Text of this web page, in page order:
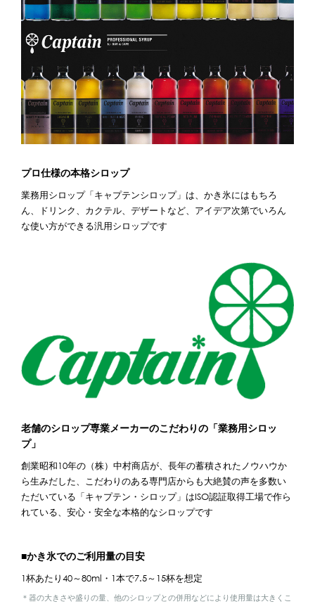
プロ仕様の本格シロップ
業務用シロップ「キャプテンシロップ」は、かき氷にはもちろ
ん、ドリンク、カクテル、デザートなど、アイデア次第でいろん
な使い方ができる汎用シロップです
老舗のシロップ専業メーカーのこだわりの「業務用シロッ
プ」
創業昭和10年の（株）中村商店が、長年の蓄積されたノウハウか
ら生みだした、こだわりのある専門店からも大絶賛の声を多数い
ただいている「キャプテン・シロップ」はISO認証取得工場で作ら
れている、安心・安全な本格的なシロップです
■かき氷でのご利用量の目安
1杯あたり40～80ml・1本で7.5～15杯を想定
＊器の大きさや盛りの量、他のシロップとの併用などにより使用量は大きくこ